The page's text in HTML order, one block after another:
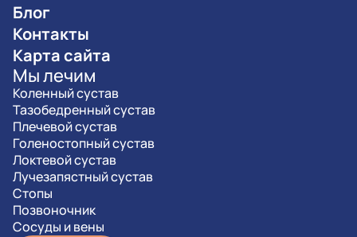
Блог
Контакты
Карта сайта
Мы лечим
Коленный сустав
Тазобедренный сустав
Плечевой сустав
Голеностопный сустав
Локтевой сустав
Лучезапястный сустав
Стопы
Позвоночник
Сосуды и вены